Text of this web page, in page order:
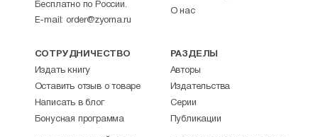
Бесплатно по России.
E-mail: order@zyorna.ru
О нас
СОТРУДНИЧЕСТВО
Издать книгу
Оставить отзыв о товаре
Написать в блог
Бонусная программа
РАЗДЕЛЫ
Авторы
Издательства
Серии
Публикации